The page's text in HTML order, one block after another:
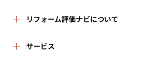
リフォーム評価ナビについて
リフォーム評価ナビとは
サービス